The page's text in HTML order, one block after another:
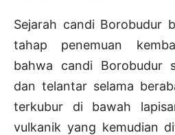
Sejarah candi Borobudur
tahap penemuan
bahwa candi Borobudur
dan telantar selama
terkubur di bawah
vulkanik yang kemudian